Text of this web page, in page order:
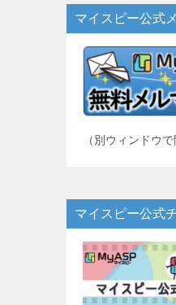
マイスピー公式
（別ウィンドウで
マイスピー公式